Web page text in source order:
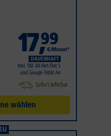
17,99
€/Monat*
DAUERHAFT
Inkl. 1&1 All-Net-Flat S
und Google Fitbit Air
Sofort lieferbar
wählen